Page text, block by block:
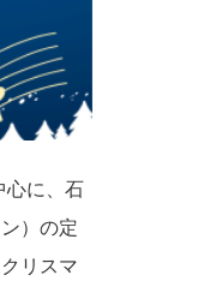
心に、石
）の定
リスマ